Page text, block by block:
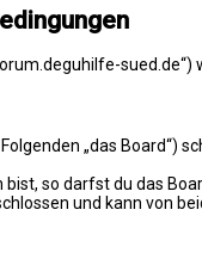
„das
so darfst du das
und kann von